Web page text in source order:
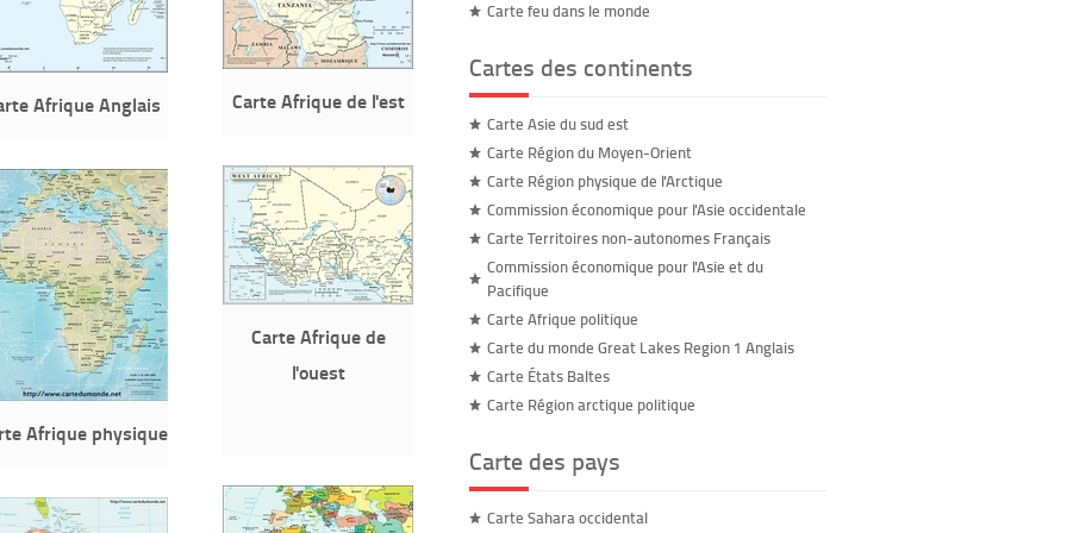
Afrique Anglais Carte Afrique de l'est
Carte Afrique de
l'ouest
Afrique physique
Carte feu dans le monde
Cartes des continents
Carte Asie du sud est
Carte Région du Moyen-Orient
Carte Région physique de l'Arctique
Commission économique pour l'Asie occidentale
Carte Territoires non-autonomes Français
Commission économique pour l'Asie et du
Pacifique
Carte Afrique politique
Carte du monde Great Lakes Region 1 Anglais
Carte États Baltes
Carte Région arctique politique
Carte des pays
Carte Sahara occidental